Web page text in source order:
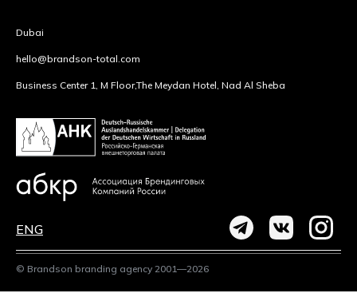
Dubai
hello@brandson-total.com
Business Center 1, M Floor,The Meydan Hotel, Nad Al Sheba
ENG
© Brandson branding agency 2001—2026